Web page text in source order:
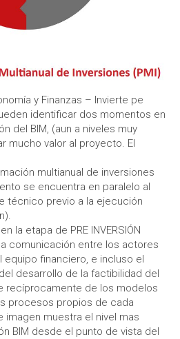
y Finanzas – Invierte pe
identificar dos momentos en
del BIM, (aun a niveles muy
mucho valor al proyecto. El
multianual de inversiones
se encuentra en paralelo al
técnico previo a la ejecución
la etapa de PRE INVERSIÓN
comunicación entre los actores
financiero, e incluso el
desarrollo de la factibilidad del
recíprocamente de los modelos
procesos propios de cada
imagen muestra el nivel mas
BIM desde el punto de vista del